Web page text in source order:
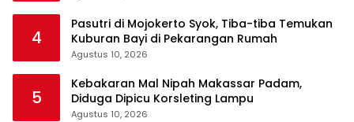
4
Pasutri di Mojokerto Syok, Tiba-tiba Temukan
Kuburan Bayi di Pekarangan Rumah
Agustus 10, 2026
5
Kebakaran Mal Nipah Makassar Padam,
Diduga Dipicu Korsleting Lampu
Agustus 10, 2026